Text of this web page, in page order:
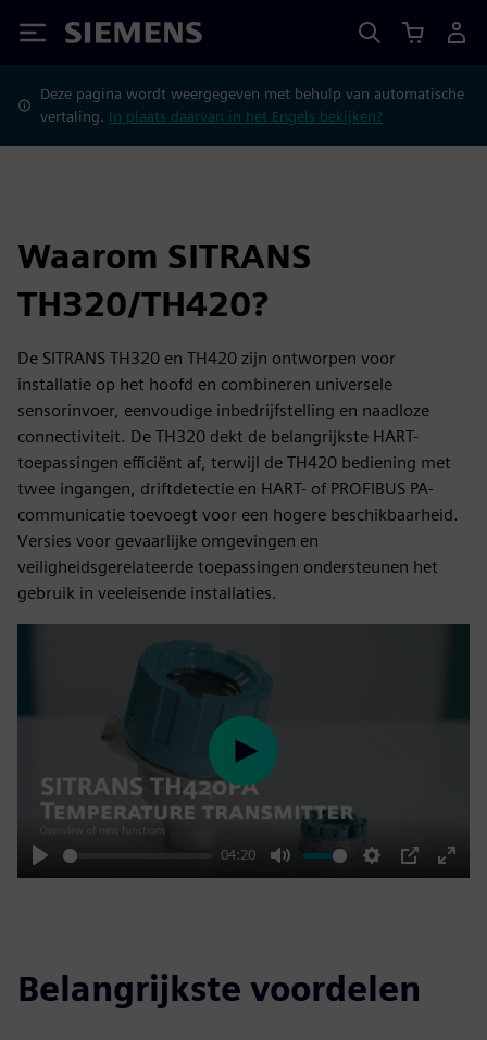
Siemens
Deze pagina wordt weergegeven met behulp van automatische
vertaling. In plaats daarvan in het Engels bekijken?
Waarom SITRANS
TH320/TH420?
De SITRANS TH320 en TH420 zijn ontworpen voor
installatie op het hoofd en combineren universele
sensorinvoer, eenvoudige inbedrijfstelling en naadloze
connectiviteit. De TH320 dekt de belangrijkste HART-
toepassingen efficiënt af, terwijl de TH420 bediening met
twee ingangen, driftdetectie en HART- of PROFIBUS PA-
communicatie toevoegt voor een hogere beschikbaarheid.
Versies voor gevaarlijke omgevingen en
veiligheidsgerelateerde toepassingen ondersteunen het
gebruik in veeleisende installaties.
Play
04:20
Mute Settings
PIP
Enter
Play
Belangrijkste voordelen